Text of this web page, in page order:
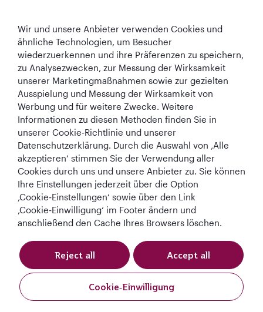
In Verbindung bleiben
Middle East
World's Best
Airline
World's Best
Business Class
Lounge
AGB Cookie-Richtlinie Datenschutzrichtlinie
Diese Website wird von Qatar Airways Holidays betrieben. Die Produkte
werden von Overseas Travel of Europe (französische
Unternehmensnummer (SIREN) 994 887 412) in Zusammenarbeit mit
GOODTRAVEL (479 454 423 und IM075120124) verkauft.
Wir und unsere Anbieter verwenden Cookies und
ähnliche Technologien, um Besucher
wiederzuerkennen und ihre Präferenzen zu speichern,
zu Analysezwecken, zur Messung der Wirksamkeit
unserer Marketingmaßnahmen sowie zur gezielten
Ausspielung und Messung der Wirksamkeit von
Werbung und für weitere Zwecke. Weitere
Informationen zu diesen Methoden finden Sie in
unserer Cookie‑Richtlinie und unserer
Datenschutzerklärung. Durch die Auswahl von ‚Alle
akzeptieren‘ stimmen Sie der Verwendung aller
Cookies durch uns und unsere Anbieter zu. Sie können
Ihre Einstellungen jederzeit über die Option
‚Cookie‑Einstellungen‘ sowie über den Link
‚Cookie‑Einwilligung‘ im Footer ändern und
anschließend den Cache Ihres Browsers löschen.
Cookie‑Einwilligung
Reject all Accept all